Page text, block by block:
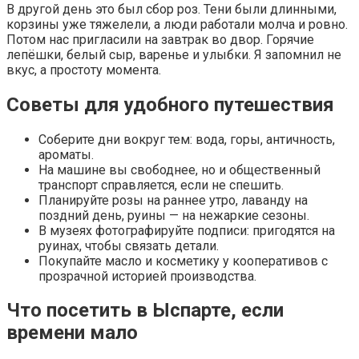
В другой день это был сбор роз. Тени были длинными,
корзины уже тяжелели, а люди работали молча и ровно.
Потом нас пригласили на завтрак во двор. Горячие
лепёшки, белый сыр, варенье и улыбки. Я запомнил не
вкус, а простоту момента.
Советы для удобного путешествия
Соберите дни вокруг тем: вода, горы, античность,
ароматы.
На машине вы свободнее, но и общественный
транспорт справляется, если не спешить.
Планируйте розы на раннее утро, лаванду на
поздний день, руины — на нежаркие сезоны.
В музеях фотографируйте подписи: пригодятся на
руинах, чтобы связать детали.
Покупайте масло и косметику у кооперативов с
прозрачной историей производства.
Что посетить в Ыспарте, если
времени мало